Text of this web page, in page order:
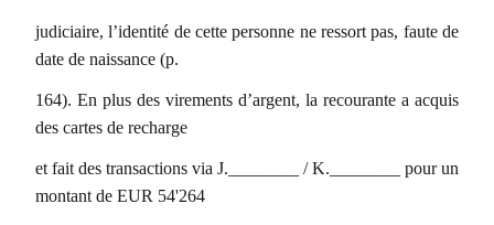
judiciaire, l’identité de cette personne ne ressort pas, faute de
date de naissance (p.
164). En plus des virements d’argent, la recourante a acquis
des cartes de recharge
et fait des transactions via J.________ / K.________ pour un
montant de EUR 54'264